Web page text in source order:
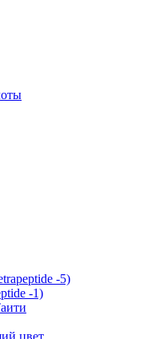
-5)
-1)
цвет